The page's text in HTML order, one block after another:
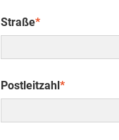
Straße*
Postleitzahl*